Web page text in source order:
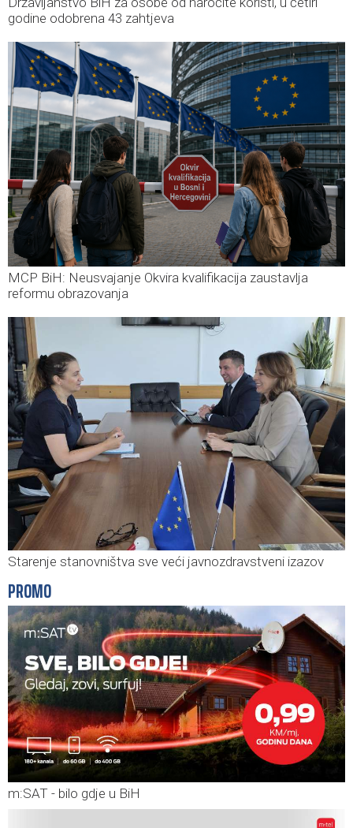
godine odobrena 43 zahtjeva
MCP BiH: Neusvajanje Okvira kvalifikacija zaustavlja
reformu obrazovanja
Starenje stanovništva sve veći javnozdravstveni izazov
PROMO
m:SAT - bilo gdje u BiH